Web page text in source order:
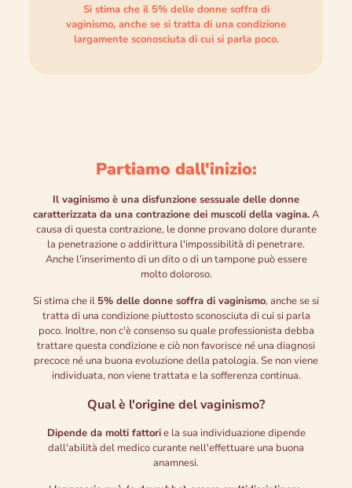
Si stima che il 5% delle donne soffra di
vaginismo, anche se si tratta di una condizione
largamente sconosciuta di cui si parla poco.
Partiamo dall'inizio:
Il vaginismo è una disfunzione sessuale delle donne
caratterizzata da una contrazione dei muscoli della vagina.A
causa di questa contrazione, le donne provano dolore durante
la penetrazione o addirittura l'impossibilità di penetrare.
Anche l'inserimento di un dito o di un tampone può essere
molto doloroso.
Si stima che il 5% delle donne soffra di vaginismo, anche se si
tratta di una condizione piuttosto sconosciuta di cui si parla
poco. Inoltre, non c'è consenso su quale professionista debba
trattare questa condizione e ciò non favorisce né una diagnosi
precoce né una buona evoluzione della patologia. Se non viene
individuata, non viene trattata e la sofferenza continua.
Qual è l'origine del vaginismo?
Dipende da molti fattorie la sua individuazione dipende
dall'abilità del medico curante nell'effettuare una buona
anamnesi.